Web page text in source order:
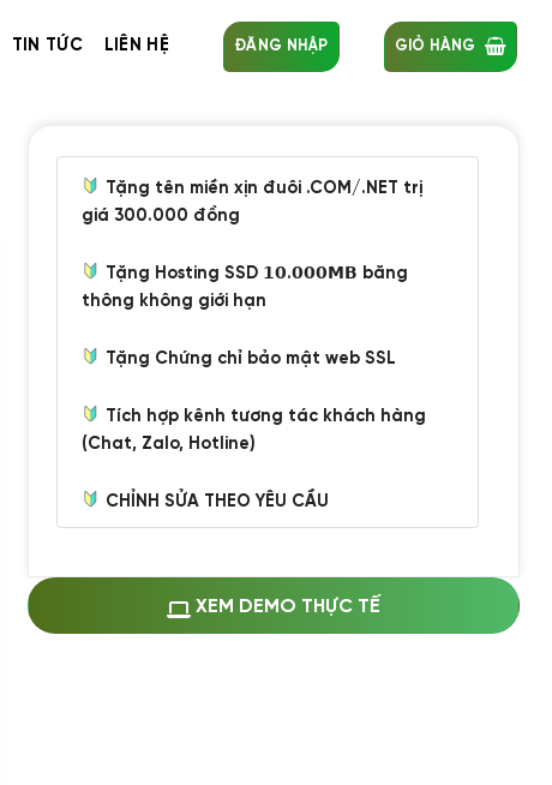
TIN TỨC LIÊN HỆ ĐĂNG NHẬP GIỎ HÀNG
Tặng tên miền xịn đuôi .COM/.NET trị
giá 300.000 đồng
Tặng Hosting SSD 𝟭𝟬.𝟬𝟬𝟬𝗠𝗕 băng
thông không giới hạn
Tặng Chứng chỉ bảo mật web SSL
Tích hợp kênh tương tác khách hàng
(Chat, Zalo, Hotline)
CHỈNH SỬA THEO YÊU CẦU
Thay logo + thông tin doanh nghiệp
(+100.000 VND)
XEM DEMO THỰC TẾ